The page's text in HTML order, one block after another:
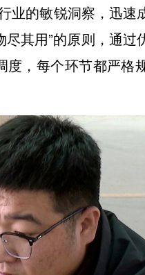
业的敏锐洞察，迅速
其用”的原则，通过
，每个环节都严格